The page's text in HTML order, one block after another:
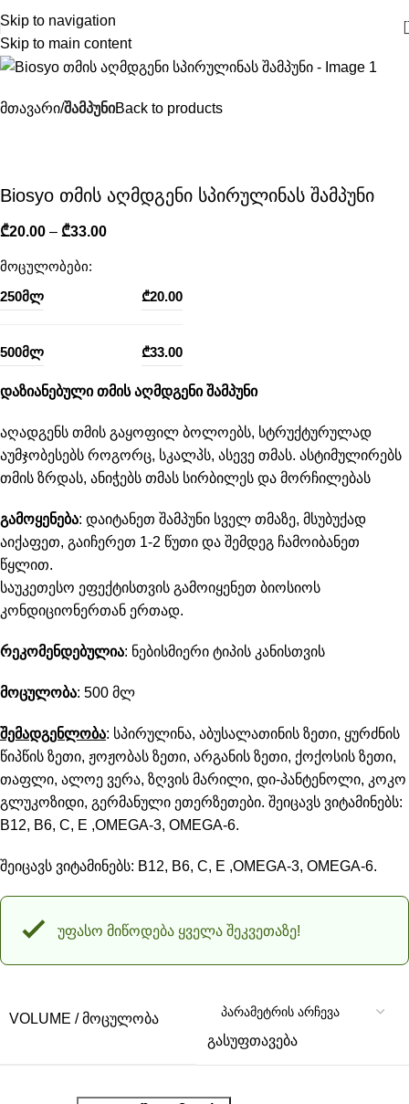
Skip to navigation
Skip to main content
მთავარი შამპუნიBack to products
Biosyo თმის აღმდგენი სპირულინას შამპუნი
₾20.00 – ₾33.00
მოცულობები:
250მლ
₾20.00
500მლ ₾33.00
დაზიანებული თმის აღმდგენი შამპუნი
აღადგენს თმის გაყოფილ ბოლოებს, სტრუქტურულად
აუმჯობესებს როგორც, სკალპს, ასევე თმას. ასტიმულირებს
თმის ზრდას, ანიჭებს თმას სირბილეს და მორჩილებას
გამოყენება: დაიტანეთ შამპუნი სველ თმაზე, მსუბუქად
აიქაფეთ, გაიჩერეთ 1-2 წუთი და შემდეგ ჩამოიბანეთ
წყლით.
საუკეთესო ეფექტისთვის გამოიყენეთ ბიოსიოს
კონდიციონერთან ერთად.
რეკომენდებულია: ნებისმიერი ტიპის კანისთვის
მოცულობა: 500 მლ
შემადგენლობა: სპირულინა, აბუსალათინის ზეთი, ყურძნის
წიპწის ზეთი, ჟოჟობას ზეთი, არგანის ზეთი, ქოქოსის ზეთი,
თაფლი, ალოე ვერა, ზღვის მარილი, დი-პანტენოლი, კოკო
გლუკოზიდი, გერმანული ეთერზეთები. შეიცავს ვიტამინებს:
B12, B6, C, E ,OMEGA-3, OMEGA-6.
შეიცავს ვიტამინებს: B12, B6, C, E ,OMEGA-3, OMEGA-6.
უფასო მიწოდება ყველა შეკვეთაზე!
VOLUME / ᲛᲝᲪᲣᲚᲝᲑᲐ
გასუფთავება